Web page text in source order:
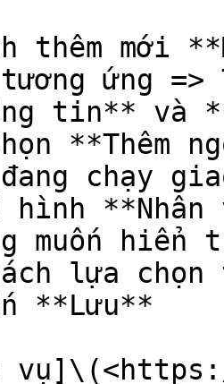
thêm mới
ứng =>
tin** và
**Thêm
đang chạy
hình **Nhân
muốn
lựa
**Lưu**